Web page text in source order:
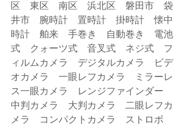
区　東区　南区　浜北区　磐田市　袋
井市　腕時計　置時計　掛時計　懐中
時計　舶来　手巻き　自動巻き　電池
式　クォーツ式　音叉式　ネジ式　フ
ィルムカメラ　デジタルカメラ　ビデ
オカメラ　一眼レフカメラ　ミラーレ
ス一眼カメラ　レンジファインダー
中判カメラ　大判カメラ　二眼レフカ
メラ　コンパクトカメラ　ストロボ